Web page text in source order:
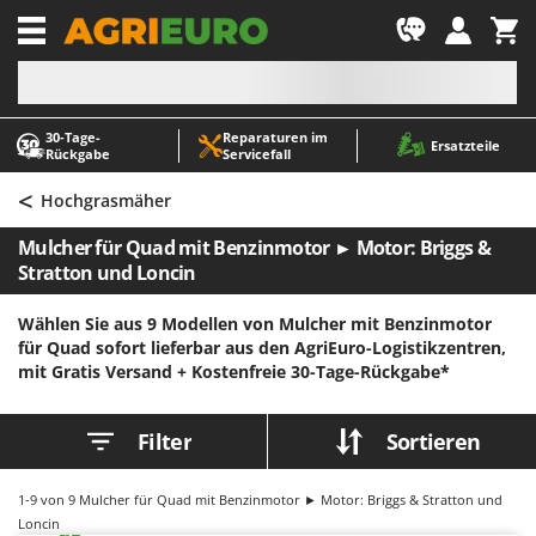
30‑Tage-
Rückgabe
Reparaturen im
Servicefall
Ersatzteile
-1
A
Abbeermaschinen - Traubenmühlen
Abfüllgeräte
Akku Gartenscheren
Akku Gras- und Strauchscheren
Allzwecktransporter - Motorschubkarren
Alu-Teleskopleitern
Anbaubagger Heckbagger für Traktoren
Arbeitsschutzkleidung
A
ABAC
AgriEuro Premium
AgriEuro TOP-LINE
AGT
Airmec
AL-KO
ALA 2000
Alce
< Hochgrasmäher
Mulcher für Quad mit Benzinmotor ► Motor: Briggs &
Stratton und Loncin
Wählen Sie aus 9 Modellen von Mulcher mit Benzinmotor
für Quad sofort lieferbar aus den AgriEuro-Logistikzentren,
mit Gratis Versand + Kostenfreie 30-Tage-Rückgabe*
Filter Sortieren
1-9 von 9 Mulcher für Quad mit Benzinmotor ► Motor: Briggs & Stratton und
Loncin